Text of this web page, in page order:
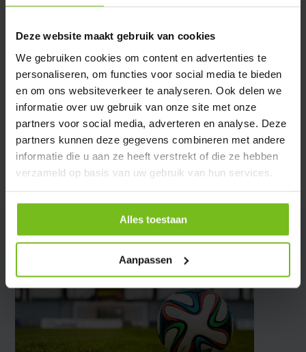
Deze website maakt gebruik van cookies
We gebruiken cookies om content en advertenties te
personaliseren, om functies voor social media te bieden
en om ons websiteverkeer te analyseren. Ook delen we
informatie over uw gebruik van onze site met onze
partners voor social media, adverteren en analyse. Deze
partners kunnen deze gegevens combineren met andere
informatie die u aan ze heeft verstrekt of die ze hebben
verzameld op basis van uw gebruik van hun services.
Alles toestaan
Aanpassen
Verstuur email
Description du produit
Spécifications
Évaluations
Partager